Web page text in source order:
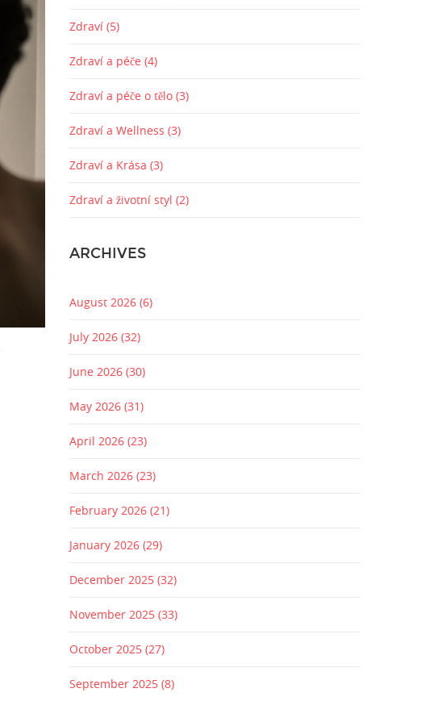
Zdraví (5)
Zdraví a péče (4)
Zdraví a péče o tělo (3)
Zdraví a Wellness (3)
Zdraví a Krása (3)
Zdraví a životní styl (2)
ARCHIVES
August 2026 (6)
July 2026 (32)
June 2026 (30)
May 2026 (31)
April 2026 (23)
March 2026 (23)
February 2026 (21)
January 2026 (29)
December 2025 (32)
November 2025 (33)
October 2025 (27)
September 2025 (8)